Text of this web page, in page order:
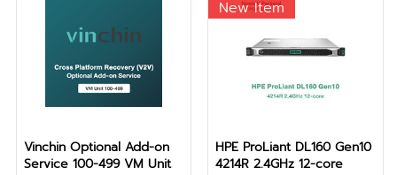
Vinchin Optional Add-on
Service 100-499 VM Unit
New Item
HPE ProLiant DL160 Gen10
4214R 2.4GHz 12-core